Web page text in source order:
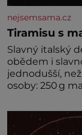
nejsemsama.cz
Tiramisu s
Slavný italský
obědem i
jednodušší,
osoby: 250 g mascarpone 3 vejce 80 g cukru 200 g
amaretta kakao na posypání Postup: Oddělte
žloutky od